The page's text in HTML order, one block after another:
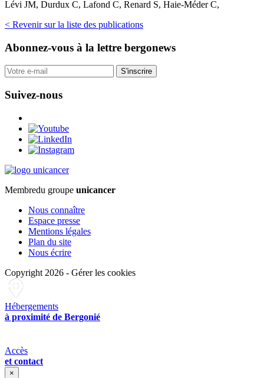
Lévi JM, Durdux C, Lafond C, Renard S, Haie-Méder C,
< Revenir sur la liste des publications
Abonnez-vous à la lettre bergonews
S'inscrire
Suivez-nous
Membredu groupe unicancer
Nous connaître
Espace presse
Mentions légales
Plan du site
Nous écrire
Copyright 2026 - Gérer les cookies
Hébergements
à proximité de Bergonié
Accès
et contact
×